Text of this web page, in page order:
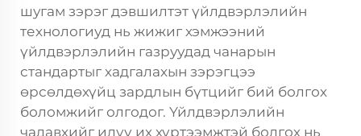
шугам зэрэг дэвшилтэт үйлдвэрлэлийн
технологиуд нь жижиг хэмжээний
үйлдвэрлэлийн газруудад чанарын
стандартыг хадгалахын зэрэгцээ
өрсөлдөхүйц зардлын бүтцийг бий болгох
боломжийг олгодог. Үйлдвэрлэлийн
чадавхийг илүү их хүртээмжтэй болгох нь